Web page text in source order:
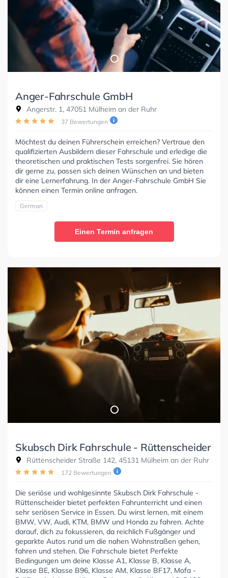
Anger-Fahrschule GmbH
Angerstr. 1, 47051 Mülheim an der Ruhr
37 Bewertungen
Möchtest du deinen Führerschein erreichen? Vertraue den
qualifizierten Ausbildern dieser Fahrschule und erledige die
theoretischen und praktischen Tests sorgenfrei. Sie hören
dir gerne zu, passen sich deinen Wünschen an und bieten
dir eine Lernerfahrung. In der Anger-Fahrschule GmbH Sie
können einen Termin online anfragen.
German
Einen Termin anfragen
Skubsch Dirk Fahrschule - Rüttenscheider
Rüttenscheider Straße 142, 45131 Mülheim an der Ruhr
172 Bewertungen
Die seriöse und wohlgesinnte Skubsch Dirk Fahrschule -
Rüttenscheider bietet perfekten Fahrunterricht und einen
sehr seriösen Service in Essen. Du wirst lernen, mit einem
BMW, VW, Audi, KTM, BMW und Honda zu fahren. Achte
darauf, dich zu fokussieren, da reichlich Fußgänger und
geparkte Autos rund um die nahen Wohnstraßen gehen,
fahren und stehen. Die Fahrschule bietet Perfekte
Bedingungen um deine Klasse A1, Klasse B, Klasse A,
Klasse BE, Klasse B96, Klasse AM, Klasse BF17, Mofa -